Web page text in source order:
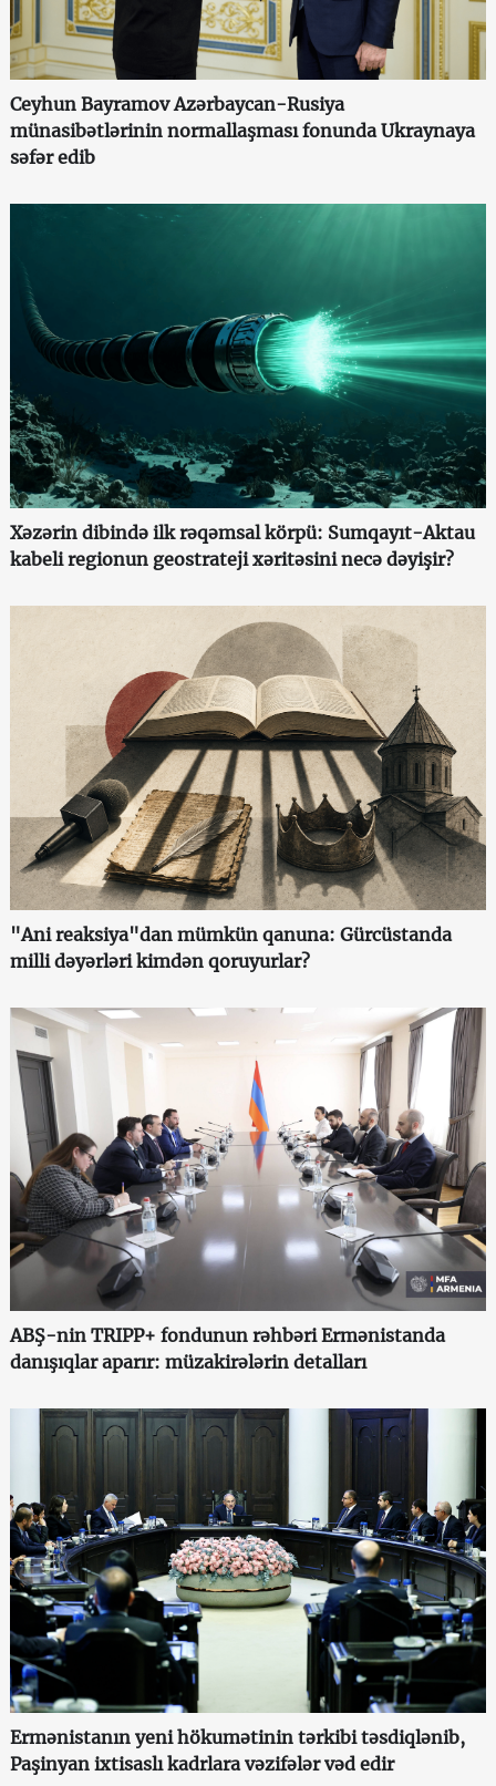
Ceyhun Bayramov Azərbaycan-Rusiya
münasibətlərinin normallaşması fonunda Ukraynaya
səfər edib
Xəzərin dibində ilk rəqəmsal körpü: Sumqayıt-Aktau
kabeli regionun geostrateji xəritəsini necə dəyişir?
"Ani reaksiya"dan mümkün qanuna: Gürcüstanda
milli dəyərləri kimdən qoruyurlar?
ABŞ-nin TRIPP+ fondunun rəhbəri Ermənistanda
danışıqlar aparır: müzakirələrin detalları
Ermənistanın yeni hökumətinin tərkibi təsdiqlənib,
Paşinyan ixtisaslı kadrlara vəzifələr vəd edir